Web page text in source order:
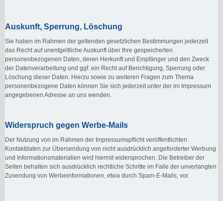
Auskunft, Sperrung, Löschung
Sie haben im Rahmen der geltenden gesetzlichen Bestimmungen jederzeit
das Recht auf unentgeltliche Auskunft über Ihre gespeicherten
personenbezogenen Daten, deren Herkunft und Empfänger und den Zweck
der Datenverarbeitung und ggf. ein Recht auf Berichtigung, Sperrung oder
Löschung dieser Daten. Hierzu sowie zu weiteren Fragen zum Thema
personenbezogene Daten können Sie sich jederzeit unter der im Impressum
angegebenen Adresse an uns wenden.
Widerspruch gegen Werbe-Mails
Der Nutzung von im Rahmen der Impressumspflicht veröffentlichten
Kontaktdaten zur Übersendung von nicht ausdrücklich angeforderter Werbung
und Informationsmaterialien wird hiermit widersprochen. Die Betreiber der
Seiten behalten sich ausdrücklich rechtliche Schritte im Falle der unverlangten
Zusendung von Werbeinformationen, etwa durch Spam-E-Mails, vor.